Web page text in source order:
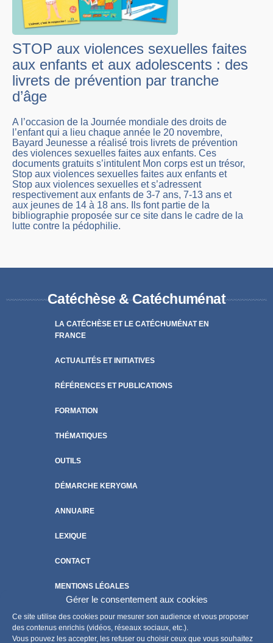
Gérer le consentement aux cookies
Ce site utilise des cookies pour mesurer son audience et vous proposer
des contenus enrichis (vidéos, réseaux sociaux, etc.).
Vous pouvez les accepter, les refuser ou choisir ceux que vous souhaitez
STOP aux violences sexuelles faites
aux enfants et aux adolescents : des
livrets de prévention par tranche
d’âge
A l’occasion de la Journée mondiale des droits de
l’enfant qui a lieu chaque année le 20 novembre,
Bayard Jeunesse a réalisé trois livrets de prévention
des violences sexuelles faites aux enfants. Ces
documents gratuits s’intitulent Mon corps est un trésor,
Stop aux violences sexuelles faites aux enfants et
Stop aux violences sexuelles et s’adressent
respectivement aux enfants de 3-7 ans, 7-13 ans et
aux jeunes de 14 à 18 ans. Ils font partie de la
bibliographie proposée sur ce site dans le cadre de la
lutte contre la pédophilie.
Catéchèse & Catéchuménat
LA CATÉCHÈSE ET LE CATÉCHUMÉNAT EN
FRANCE
ACTUALITÉS ET INITIATIVES
RÉFÉRENCES ET PUBLICATIONS
FORMATION
THÉMATIQUES
OUTILS
DÉMARCHE KERYGMA
ANNUAIRE
LEXIQUE
CONTACT
MENTIONS LÉGALES